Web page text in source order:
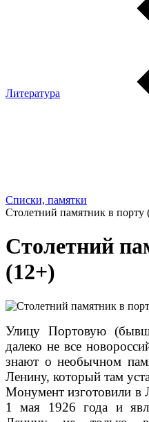
Литература
Списки, памятки
Столетний памятник в порту
Столетний
(12+)
Улицу Портовую
далеко не все
знают о необычном
Ленину, который там
Монумент изготовили в
1 мая 1926 года и